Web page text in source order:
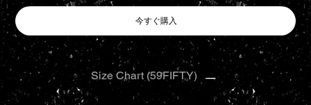
今すぐ購入
Size Chart (59FIFTY)